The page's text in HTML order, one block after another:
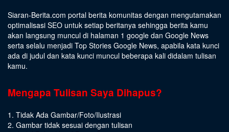
Siaran-Berita.com portal berita komunitas dengan mengutamakan
optimalisasi SEO untuk setiap beritanya sehingga berita kamu
akan langsung muncul di halaman 1 google dan Google News
serta selalu menjadi Top Stories Google News, apabila kata kunci
ada di judul dan kata kunci muncul beberapa kali didalam tulisan
kamu.
Mengapa Tulisan Saya Dihapus?
1. Tidak Ada Gambar/Foto/Ilustrasi
2. Gambar tidak sesuai dengan tulisan